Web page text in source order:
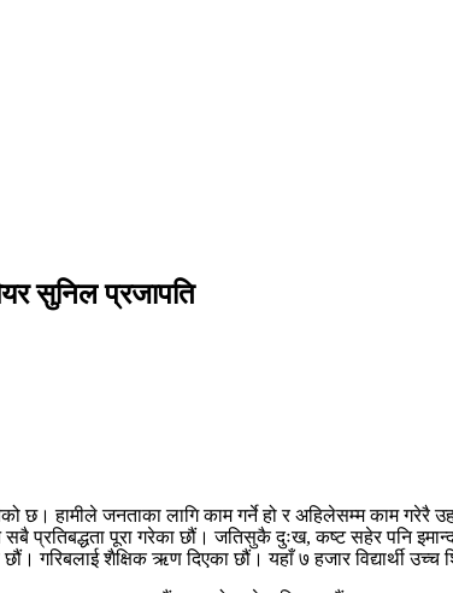
सुनिल प्रजापति
छ। हामीले जनताका लागि काम गर्ने हो र अहिलेसम्म काम गरेरै
प्रतिबद्धता पूरा गरेका छौं। जतिसुकै दुःख, कष्ट सहेर पनि
छौं। गरिबलाई शैक्षिक ऋण दिएका छौं। यहाँ ७ हजार विद्यार्थी